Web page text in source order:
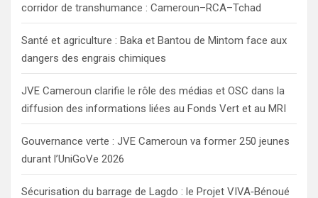
corridor de transhumance : Cameroun–RCA–Tchad
Santé et agriculture : Baka et Bantou de Mintom face aux
dangers des engrais chimiques
JVE Cameroun clarifie le rôle des médias et OSC dans la
diffusion des informations liées au Fonds Vert et au MRI
Gouvernance verte : JVE Cameroun va former 250 jeunes
durant l’UniGoVe 2026
Sécurisation du barrage de Lagdo : le Projet VIVA‑Bénoué